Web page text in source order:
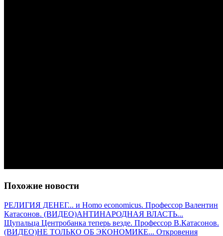
Похожие новости
РЕЛИГИЯ ДЕНЕГ... и Homo economicus. Профессор Валентин
Катасонов. (ВИДЕО)АНТИНАРОДНАЯ ВЛАСТЬ...
Щупальца Центробанка теперь везде. Профессор В.Катасонов.
(ВИДЕО)НЕ ТОЛЬКО ОБ ЭКОНОМИКЕ... Откровения